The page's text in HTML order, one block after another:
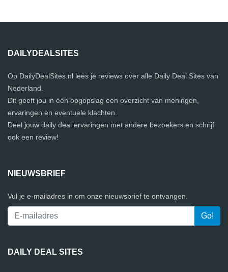
DAILYDEALSITES
Op DailyDealSites.nl lees je reviews over alle Daily Deal Sites van
Nederland.
Dit geeft jou in één oogopslag een overzicht van meningen,
ervaringen en eventuele klachten.
Deel jouw daily deal ervaringen met andere bezoekers en schrijf
ook een review!
NIEUWSBRIEF
Vul je e-mailadres in om onze nieuwsbrief te ontvangen.
DAILY DEAL SITES